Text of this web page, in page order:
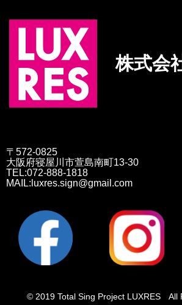
株式会
〒572-0825
大阪府寝屋川市萱島南町13-30
TEL:072-888-1818
MAIL:luxres.sign@gmail.com
© 2019 Total Sing Project LUXRES All